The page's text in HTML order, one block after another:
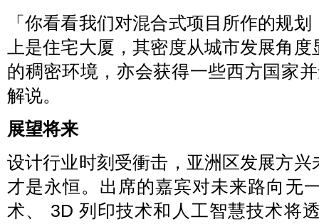
「你看看我们对混合式项目所作的规
上是住宅大厦，其密度从城市发展角
的稠密环境，亦会获得一些西方国家
解说。
展望将来
设计行业时刻受衝击，亚洲区发展方
才是永恒。出席的嘉宾对未来路向无
术、 3D 列印技术和人工智慧技术将